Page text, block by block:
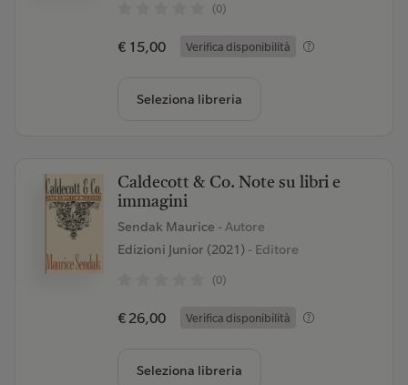
(0)
€ 15,00 Verifica disponibilità
Seleziona libreria
Caldecott & Co. Note su libri e
immagini
Sendak Maurice - Autore
Edizioni Junior (2021)- Editore
(0)
€ 26,00 Verifica disponibilità
Seleziona libreria